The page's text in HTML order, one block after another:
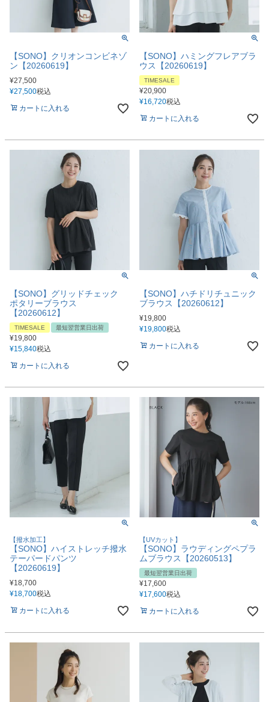
【SONO】クリオンコンビネゾ
ン【20260619】
¥27,500
¥27,500税込
カートに入れる
【SONO】ハミングフレアブラ
ウス【20260619】
TIMESALE
¥20,900
¥16,720税込
カートに入れる
【SONO】グリッドチェック
ポタリーブラウス
【20260612】
TIMESALE 最短翌営業日出荷
¥19,800
¥15,840税込
カートに入れる
【SONO】ハチドリチュニック
ブラウス【20260612】
¥19,800
¥19,800税込
カートに入れる
【撥水加工】
【SONO】ハイストレッチ撥水
テーパードパンツ
【20260619】
¥18,700
¥18,700税込
カートに入れる
【UVカット】
【SONO】ラウディングペプラ
ムブラウス【20260513】
最短翌営業日出荷
¥17,600
¥17,600税込
カートに入れる